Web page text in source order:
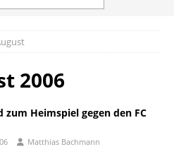
2006
zum Heimspiel gegen den FC
Matthias Bachmann